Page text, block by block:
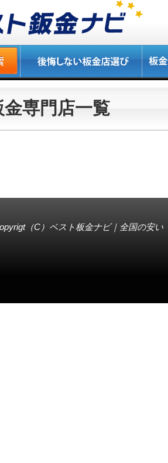
専門店一覧
（C） ベスト板金ナビ｜全国の安い